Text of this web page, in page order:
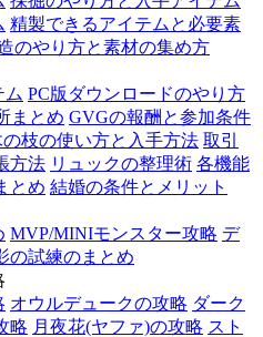
精製できるアイテムと必要素
のやり方と素材の集め方
ム PC版ダウンロードのやり方
まとめ GVGの報酬と参加条件
枝の使い方と入手方法 取引
方法 リュックの整理術 各機能
とめ 結婚の条件とメリット
MVP/MINIモンスター攻略 デ
の試練のまとめ
オウルデュークの攻略 ダーク
略 月夜花(ヤファ)の攻略 スト